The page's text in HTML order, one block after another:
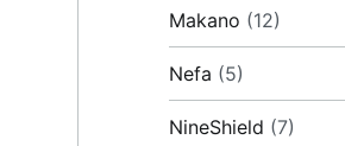
Makano (12)
Nefa (5)
NineShield (7)